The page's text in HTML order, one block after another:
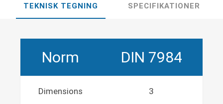
TEKNISK TEGNING SPECIFIKATIONER
Norm DIN 7984
Dimensions 3